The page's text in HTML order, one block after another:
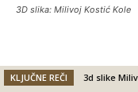
3D slika: Milivoj Kostić Kole
KLJUČNE REČI
3d slike